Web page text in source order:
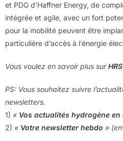
et PDG d’Haffner Energy, de
intégrée et agile, avec un fort
pour la mobilité peuvent être
particulière d’accès à l’énergie
Vous voulez en savoir plus surHRS
PS: Vous souhaitez suivre
newsletters.
1) « Vos actualités hydrogène en
2) « Votre newsletter hebdo »